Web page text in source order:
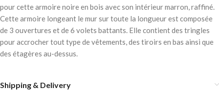
pour cette armoire noire en bois avec son intérieur marron, raffiné.
Cette armoire longeant le mur sur toute la longueur est composée
de 3 ouvertures et de 6 volets battants. Elle contient des tringles
pour accrocher tout type de vêtements, des tiroirs en bas ainsi que
des étagères au-dessus.
Shipping & Delivery